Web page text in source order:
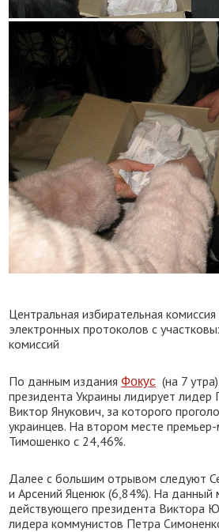
Центральная избирательная
электронных протоколов с
комиссий
По данным издания Фокус (на 7
президента Украины лидирует лидер
Виктор Янукович, за которого
украинцев. На втором месте
Тимошенко с 24,46%.
Далее с большим отрывом следуют
и Арсений Яценюк (6,84%). На данный
действующего президента Виктора
лидера коммунистов Петра